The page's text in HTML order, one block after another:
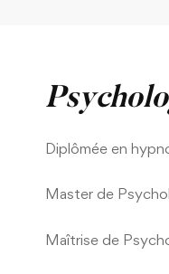
Diplômée en
Master de
Maîtrise de